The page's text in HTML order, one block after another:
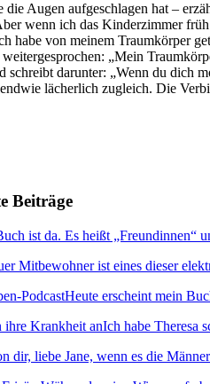
Augen aufgeschlagen hat –
wenn ich das Kinderzimmer
habe von meinem Traumkörper
„Mein
schreibt darunter: „Wenn du dich
lächerlich zugleich. Die
Beiträge
ist da. Es heißt „Freundinnen“
Mitbewohner ist eines dieser
PodcastHeute erscheint mein
ihre Krankheit anIch habe Theresa
dir, liebe Jane, wenn es die